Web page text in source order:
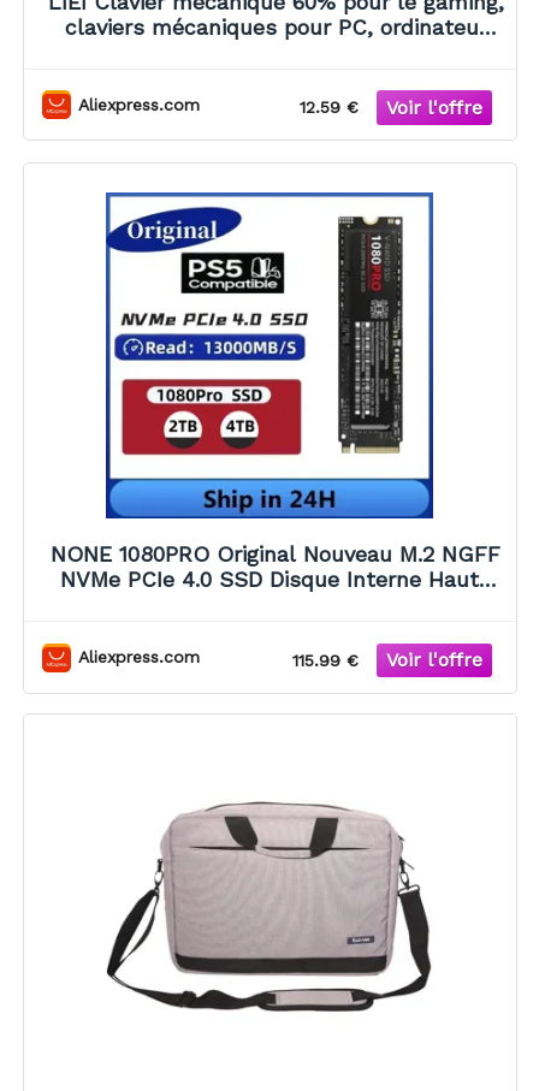
claviers mécaniques pour PC, ordinateur
Aliexpress.com 12.59 €
NONE 1080PRO Original Nouveau M.2 NGFF
NVMe PCIe 4.0 SSD Disque Interne Haute
PC de Bureau
Aliexpress.com 115.99 €